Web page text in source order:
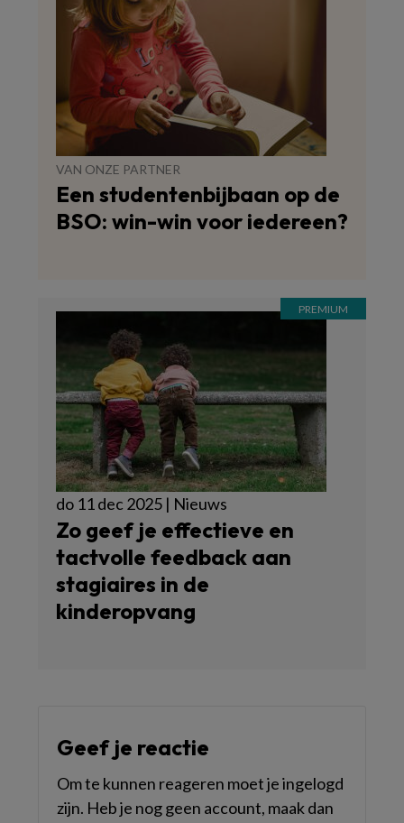
VAN ONZE PARTNER
Een studentenbijbaan op de
BSO: win-win voor iedereen?
do 11 dec 2025 | Nieuws
Zo geef je effectieve en
tactvolle feedback aan
stagiaires in de
kinderopvang
Geef je reactie
Om te kunnen reageren moet je ingelogd
zijn. Heb je nog geen account, maak dan